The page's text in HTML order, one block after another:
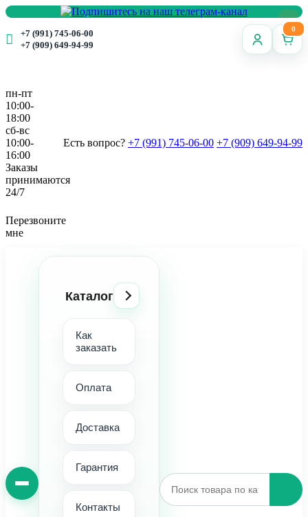
+7 (991) 745-06-00
+7 (909) 649-94-99
0
пн-пт
10:00-
18:00
сб-вс
10:00-
16:00
Заказы
принимаются
24/7
Есть вопрос? +7 (991) 745-06-00 +7 (909) 649-94-99
Перезвоните
мне
Каталог
Как
заказать
Оплата
Доставка
Гарантия
Контакты